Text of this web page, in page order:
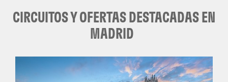
CIRCUITOS Y OFERTAS DESTACADAS EN
MADRID